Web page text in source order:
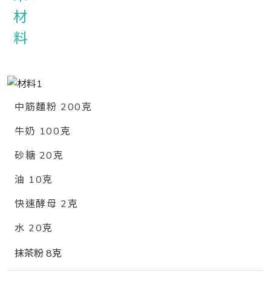
中筋麵粉 200克
牛奶 100克
砂糖 20克
油 10克
快速酵母 2克
水 20克
抹茶粉 8克